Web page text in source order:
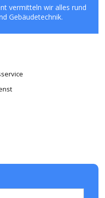
vermitteln wir alles rund
Gebäudetechnik.